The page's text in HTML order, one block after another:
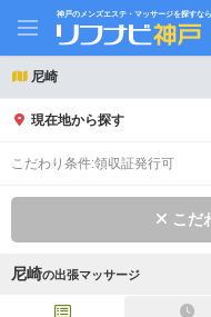
神戸のメンズエステ・マッサージを探すなら
尼崎
現在地から探す
こだわり条件:領収証発行可
こだ
尼崎の出張マッサージ